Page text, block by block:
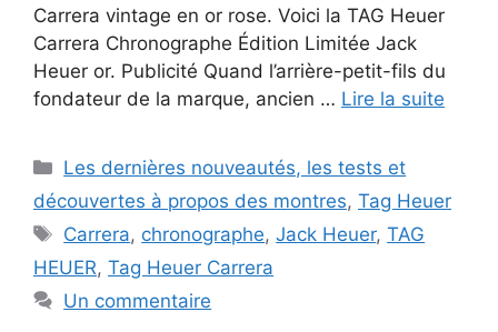
Carrera vintage en or rose. Voici la TAG Heuer
Carrera Chronographe Édition Limitée Jack
Heuer or. Publicité Quand l’arrière-petit-fils du
fondateur de la marque, ancien … Lire la suite
Catégories
Les dernières nouveautés, les tests et
découvertes à propos des montres, Tag Heuer
Étiquettes
Carrera, chronographe,Jack Heuer,TAG
HEUER, Tag Heuer Carrera
Un commentaire